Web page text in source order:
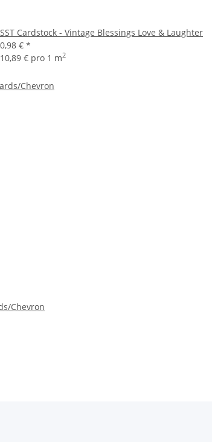
SST Cardstock - Vintage Blessings Love & Laughter
0,98 € *
10,89 € pro 1 m2
Chevron